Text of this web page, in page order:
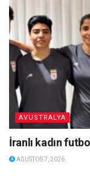
AVUSTRALYA
İranlı kadın
AĞUSTOS 7, 2026